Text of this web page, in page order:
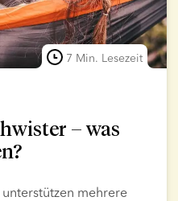
7 Min. Lesezeit
– was
mehrere